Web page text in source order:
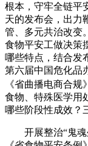
根本，守牢全链平
天的发布会，出力
管、多元共治改变
食物平安工做决策
哪些特点，结合发
第六届中国危化品
《省曲播电商合
食物、特殊医学用
哪些阶段性成效？
开展整治“鬼魂